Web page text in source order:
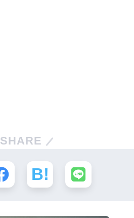
SHARE